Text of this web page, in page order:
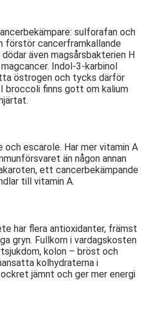
sulforafan och
förstör cancerframkallande
även magsårsbakterien H
Indol-3-karbinol
östrogen och tycks därför
broccoli finns gott om kalium
och escarole. Har mer vitamin A
än någon annan
ett cancerbekämpande
till vitamin A.
har flera antioxidanter, främst
gryn. Fullkorn i vardagskosten
kolon – bröst och
kolhydraterna i
jämnt och ger mer energi